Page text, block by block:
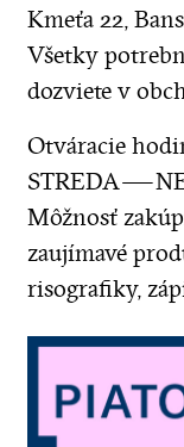
Kmeťa 22,
Všetky
dozviete v
Otváracie
STREDA —
Môžnosť
zaujímavé
risografiky,